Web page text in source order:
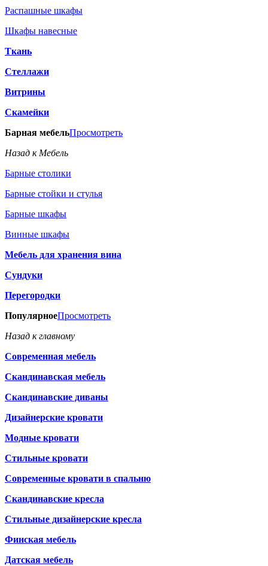
Распашные шкафы
Шкафы навесные
Ткань
Стеллажи
Витрины
Скамейки
Барная мебельПросмотреть
Назад к Мебель
Барные столики
Барные стойки и стулья
Барные шкафы
Винные шкафы
Мебель для хранения вина
Сундуки
Перегородки
ПопулярноеПросмотреть
Назад к главному
Современная мебель
Скандинавская мебель
Скандинавские диваны
Дизайнерские кровати
Модные кровати
Стильные кровати
Современные кровати в спальню
Скандинавские кресла
Стильные дизайнерские кресла
Финская мебель
Датская мебель